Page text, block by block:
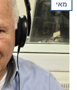
מאי